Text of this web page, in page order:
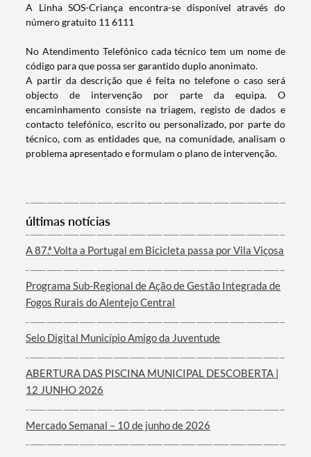
Termo de Pesquisa
Filtros
A Linha SOS-Criança encontra-se disponível através do
número gratuito 11 6111
No Atendimento Telefónico cada técnico tem um nome de
código para que possa ser garantido duplo anonimato.
A partir da descrição que é feita no telefone o caso será
objecto de intervenção por parte da equipa. O
encaminhamento consiste na triagem, registo de dados e
contacto telefónico, escrito ou personalizado, por parte do
técnico, com as entidades que, na comunidade, analisam o
problema apresentado e formulam o plano de intervenção.
últimas notícias
A 87.ª Volta a Portugal em Bicicleta passa por Vila Viçosa
Programa Sub-Regional de Ação de Gestão Integrada de
Fogos Rurais do Alentejo Central
Selo Digital Município Amigo da Juventude
ABERTURA DAS PISCINA MUNICIPAL DESCOBERTA |
12 JUNHO 2026
Mercado Semanal – 10 de junho de 2026